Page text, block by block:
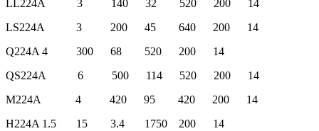
LL224A 3 140 32 520 200 14
LS224A 3 200 45 640 200 14
Q224A 4 300 68 520 200 14
QS224A 6 500 114 520 200 14
M224A 4 420 95 420 200 14
H224A 1.5 15 3.4 1750 200 14